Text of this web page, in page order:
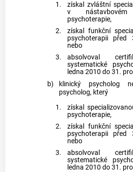
1.
získal zvláštní
v
psychoterapie,
2.
získal funkční
psychoterapii před
nebo
3.
absolvoval
systematické
ledna 2010 do 31.
b)
klinický psycholog
psycholog, který
1.
získal
psychoterapie,
2.
získal funkční
psychoterapii před
nebo
3.
absolvoval
systematické
ledna 2010 do 31.